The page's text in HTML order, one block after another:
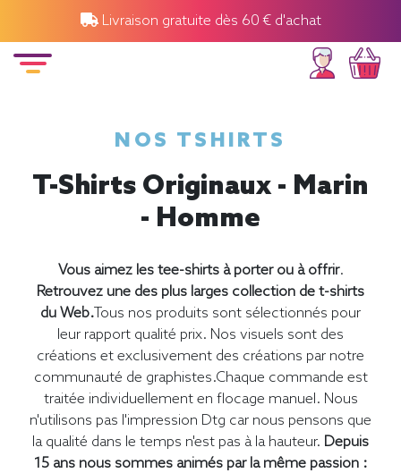
Livraison gratuite dès 60 € d'achat
NOS TSHIRTS
T-Shirts Originaux - Marin
- Homme
Vous aimez les tee-shirts à porter ou à offrir.
Retrouvez une des plus larges collection de t-shirts
du Web.Tous nos produits sont sélectionnés pour
leur rapport qualité prix. Nos visuels sont des
créations et exclusivement des créations par notre
communauté de graphistes.Chaque commande est
traitée individuellement en flocage manuel. Nous
n'utilisons pas l'impression Dtg car nous pensons que
la qualité dans le temps n'est pas à la hauteur. Depuis
15 ans nous sommes animés par la même passion :